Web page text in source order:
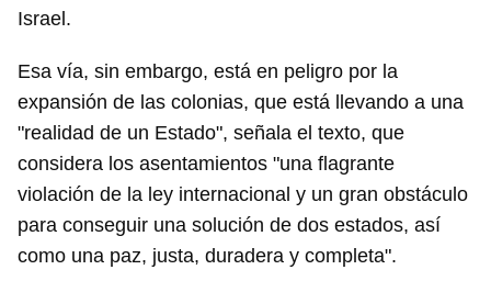
Israel.
Esa vía, sin embargo, está en peligro por la
expansión de las colonias, que está llevando a una
"realidad de un Estado", señala el texto, que
considera los asentamientos "una flagrante
violación de la ley internacional y un gran obstáculo
para conseguir una solución de dos estados, así
como una paz, justa, duradera y completa".